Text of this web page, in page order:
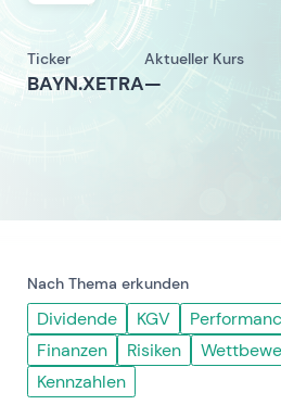
Ticker
BAYN.XETRA
Aktueller Kurs
—
Nach Thema erkunden
Dividende KGV
Finanzen
Risiken
Kennzahlen